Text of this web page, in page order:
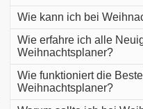
Wie kann ich bei
Wie erfahre ich alle
Weihnachtsplaner?
Wie funktioniert die
Weihnachtsplaner?